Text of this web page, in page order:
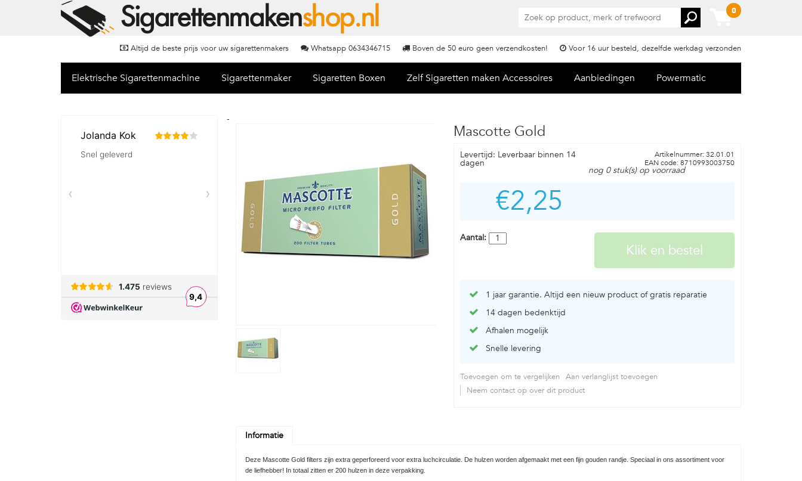
0
Voor 16 uur besteld, dezelfde werkdag verzonden
Boven de 50 euro geen verzendkosten!
Whatsapp 0634346715
Altijd de beste prijs voor uw sigarettenmakers
Elektrische Sigarettenmachine Sigarettenmaker Sigaretten Boxen Zelf Sigaretten maken Accessoires Aanbiedingen Powermatic
-
Mascotte Gold
Levertijd: Leverbaar binnen 14
dagen
Artikelnummer: 32.01.01
EAN code: 8710993003750
nog 0 stuk(s) op voorraad
€2,25
Aantal:
1 jaar garantie. Altijd een nieuw product of gratis reparatie
14 dagen bedenktijd
Afhalen mogelijk
Snelle levering
Toevoegen om te vergelijken
Aan verlanglijst toevoegen
Neem contact op over dit product
Informatie
Deze Mascotte Gold filters zijn extra geperforeerd voor extra luchcirculatie. De hulzen worden afgemaakt met een fijn gouden randje. Speciaal in ons assortiment voor
de liefhebber! In totaal zitten er 200 hulzen in deze verpakking.